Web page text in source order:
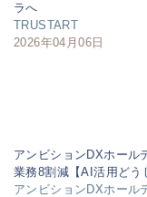
ラへ
TRUSTART
2026年04月06日
アンビションDXホール
業務8割減【AI活用どう
アンビションDXホール